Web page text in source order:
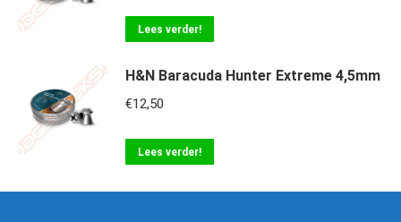
Lees verder!
H&N Baracuda Hunter Extreme 4,5mm
€12,50
Lees verder!